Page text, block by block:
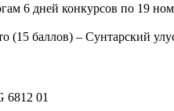
6 дней конкурсов по 19
(15 баллов) – Сунтарский